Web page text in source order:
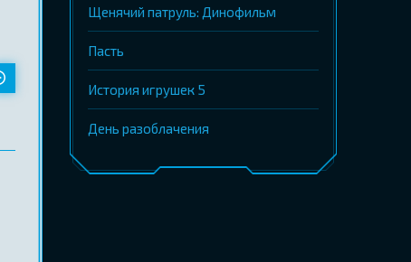
Щенячий патруль: Динофильм
Пасть
История игрушек 5
День разоблачения